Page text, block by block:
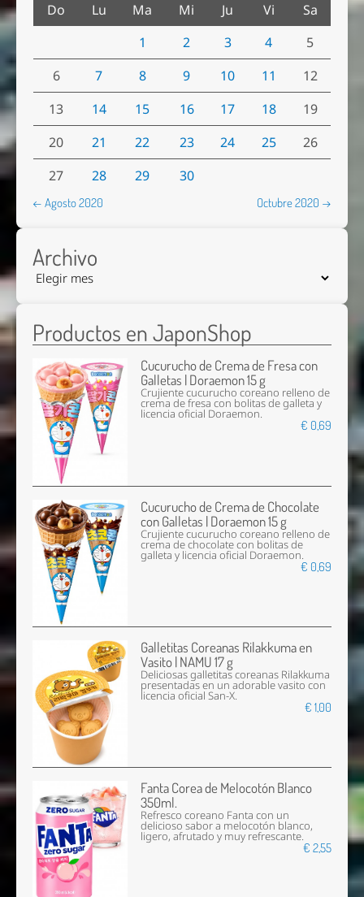
Do Lu Ma Mi Ju Vi
Sa
1
2 3 4
5
6
7 8 9 10 11
12
13
14 15 16 17 18
19
20
21 22 23 24 25
26
27
28 29 30
← Agosto 2020 Octubre 2020 →
Archivo
Productos en JaponShop
Cucurucho de Crema de Fresa con
Galletas | Doraemon 15 g
Crujiente cucurucho coreano relleno de
crema de fresa con bolitas de galleta y
licencia oficial Doraemon.
€ 0,69
Cucurucho de Crema de Chocolate
con Galletas | Doraemon 15 g
Crujiente cucurucho coreano relleno de
crema de chocolate con bolitas de
galleta y licencia oficial Doraemon.
€ 0,69
Galletitas Coreanas Rilakkuma en
Vasito | NAMU 17 g
Deliciosas galletitas coreanas Rilakkuma
presentadas en un adorable vasito con
licencia oficial San-X.
€ 1,00
Fanta Corea de Melocotón Blanco
350ml.
Refresco coreano Fanta con un
delicioso sabor a melocotón blanco,
ligero, afrutado y muy refrescante.
€ 2,55